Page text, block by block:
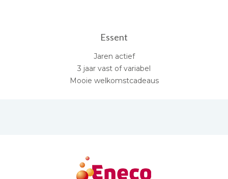
Essent
Jaren actief
3 jaar vast of variabel
Mooie welkomstcadeaus